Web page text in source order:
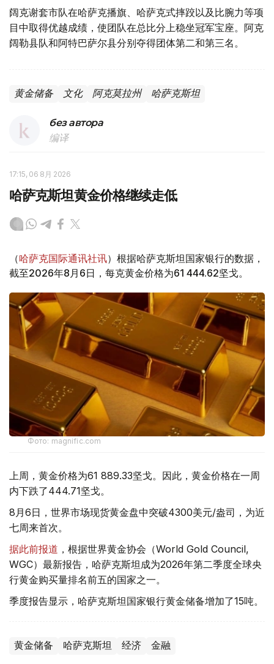
阔克谢套市队在哈萨克播旗、哈萨克式摔跤以及比腕力等项
目中取得优越成绩，使团队在总比分上稳坐冠军宝座。阿克
阔勒县队和阿特巴萨尔县分别夺得团体第二和第三名。
黄金储备 文化 阿克莫拉州 哈萨克斯坦
без автора
编译
17:15, 06 8月 2026
哈萨克斯坦黄金价格继续走低
（哈萨克国际通讯社讯）根据哈萨克斯坦国家银行的数据，
截至2026年8月6日，每克黄金价格为61 444.62坚戈。
Фото: magnific.com
上周，黄金价格为61 889.33坚戈。因此，黄金价格在一周
内下跌了444.71坚戈。
8月6日，世界市场现货黄金盘中突破4300美元/盎司，为近
七周来首次。
据此前报道 ，根据世界黄金协会（World Gold Council,
WGC）最新报告，哈萨克斯坦成为2026年第二季度全球央
行黄金购买量排名前五的国家之一。
季度报告显示，哈萨克斯坦国家银行黄金储备增加了15吨。
黄金储备 哈萨克斯坦 经济 金融